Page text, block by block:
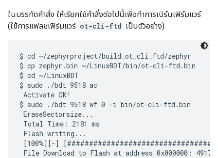
ในบรรทัดคำสั่ง ให้เรียกใช้คำสั่งต่อไปนี้เพื่อทำการเบิร์นเฟิร์มแวร์
(ใช้การแฟลชเฟิร์มแวร์ ot-cli-ftd เป็นตัวอย่าง)
$ cd ~/zephyrproject/build_ot_cli_ftd/zephyr
$ cp zephyr.bin ~/LinuxBDT/bin/ot-cli-ftd.bin
$ cd ~/LinuxBDT
$ sudo ./bdt 9518 ac
Activate OK!
$ sudo ./bdt 9518 wf 0 -i bin/ot-cli-ftd.bin
EraseSectorsize...
Total Time: 2181 ms
Flash writing...
[100%][-]
File Download to Flash at address 0x000000: